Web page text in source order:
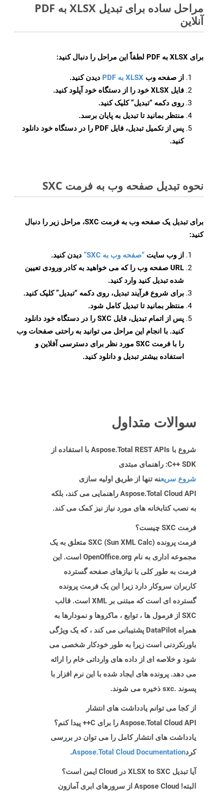
مراحل ساده برای تبدیل XLSX به PDF
آنلاین
برای XLSX به PDF لطفاً این مراحل را دنبال کنید:
از صفحه وب XLSX به PDF
دیدن کنید.
فایل XLSX خود را از دستگاه خود آپلود کنید.
روی دکمه “تبدیل”کلیک کنید.
منتظر بمانید تا تبدیل به پایان برسد.
پس از تکمیل تبدیل، فایل PDF را در دستگاه خود دانلود
کنید.
نحوه تبدیل صفحه وب به فرمت SXC
برای تبدیل یک صفحه وب به فرمت SXC، مراحل زیر را دنبال
کنید:
از وب سایت “صفحه وب به SXC”
دیدن کنید.
URL صفحه وب را که می خواهید به کادر ورودی تعیین
شده تبدیل کنید وارد کنید.
برای شروع فرآیند تبدیل، روی دکمه “تبدیل” کلیک کنید.
منتظر بمانید تا تبدیل کامل شود.
پس از اتمام تبدیل، فایل SXC را در دستگاه خود دانلود
کنید. با انجام این مراحل می توانید به راحتی صفحات وب
را با فرمت SXC مورد نظر برای دسترسی آفلاین و
استفاده بیشتر تبدیل و دانلود کنید.
سوالات متداول
شروع با Aspose.Total REST APIs با استفاده از
C++ SDK: راهنمای مبتدی
شروع سریعنه تنها از طریق اولیه سازی
Aspose.Total Cloud API راهنمایی می کند، بلکه
به نصب کتابخانه های مورد نیاز نیز کمک می کند.
فرمت SXC چیست؟
فرمت پرونده SXC (Sun XML Calc) متعلق به یک
مجموعه اداری به نام OpenOffice.org است. این
فرمت به طور کلی با نیازهای صفحه گسترده
کاربران سروکار دارد زیرا این یک فرمت پرونده
گسترده ای است که مبتنی بر XML است. قالب
SXC از فرمول ها ، توابع ، ماکروها و نمودارها به
همراه DataPilot پشتیبانی می کند ، که یک ویژگی
باورنکردنی است زیرا به طور خودکار شخصی می
شود و خلاصه ای از داده های وارداتی خام را ارائه
می دهد. پرونده های ایجاد شده با این نرم افزار با
پسوند .sxc ذخیره می شوند.
از کجا می توانم یادداشت های انتشار
Aspose.Total Cloud API را برای C++ پیدا کنم؟
یادداشت های انتشار کامل را می توان در بررسی
کردAspose.Total Cloud Documentation
.
آیا تبدیل XLSX to SXC در Cloud ایمن است؟
البته! Aspose Cloud از سرورهای ابری آمازون